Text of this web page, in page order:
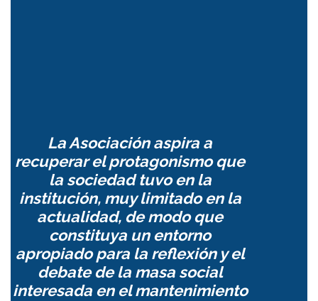
La Asociación aspira a
recuperar el protagonismo que
la sociedad tuvo en la
institución, muy limitado en la
actualidad, de modo que
constituya un entorno
apropiado para la reflexión y el
debate de la masa social
interesada en el mantenimiento